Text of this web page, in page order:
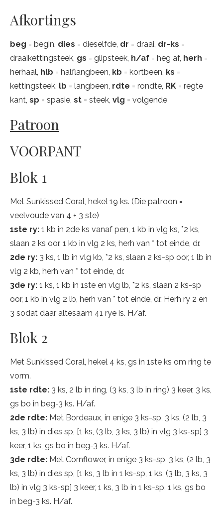
Afkortings
beg = begin, dies = dieselfde, dr = draai, dr-ks =
draaikettingsteek, gs = glipsteek, h/af = heg af, herh =
herhaal, hlb = halflangbeen, kb = kortbeen, ks =
kettingsteek, lb = langbeen, rdte = rondte, RK = regte
kant, sp = spasie, st = steek, vlg = volgende
Patroon
VOORPANT
Blok 1
Met Sunkissed Coral, hekel 19 ks. (Die patroon =
veelvoude van 4 + 3 ste)
1ste ry: 1 kb in 2de ks vanaf pen, 1 kb in vlg ks, *2 ks,
slaan 2 ks oor, 1 kb in vlg 2 ks, herh van * tot einde, dr.
2de ry: 3 ks, 1 lb in vlg kb, *2 ks, slaan 2 ks-sp oor, 1 lb in
vlg 2 kb, herh van * tot einde, dr.
3de ry: 1 ks, 1 kb in 1ste en vlg lb, *2 ks, slaan 2 ks-sp
oor, 1 kb in vlg 2 lb, herh van * tot einde, dr. Herh ry 2 en
3 sodat daar altesaam 41 rye is. H/af.
Blok 2
Met Sunkissed Coral, hekel 4 ks, gs in 1ste ks om ring te
vorm.
1ste rdte: 3 ks, 2 lb in ring, (3 ks, 3 lb in ring) 3 keer, 3 ks,
gs bo in beg-3 ks. H/af.
2de rdte: Met Bordeaux, in enige 3 ks-sp, 3 ks, (2 lb, 3
ks, 3 lb) in dies sp, [1 ks, (3 lb, 3 ks, 3 lb) in vlg 3 ks-sp] 3
keer, 1 ks, gs bo in beg-3 ks. H/af.
3de rdte: Met Cornflower, in enige 3 ks-sp, 3 ks, (2 lb, 3
ks, 3 lb) in dies sp, [1 ks, 3 lb in 1 ks-sp, 1 ks, (3 lb, 3 ks, 3
lb) in vlg 3 ks-sp] 3 keer, 1 ks, 3 lb in 1 ks-sp, 1 ks, gs bo
in beg-3 ks. H/af.